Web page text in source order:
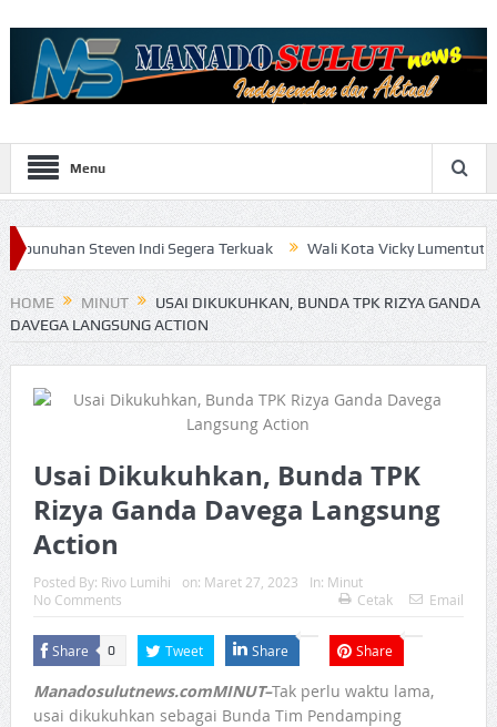
Menu
Indi Segera Terkuak Wali Kota Vicky Lumentut Serahkan
HOME MINUT
USAI DIKUKUHKAN, BUNDA TPK RIZYA GANDA
DAVEGA LANGSUNG ACTION
Usai Dikukuhkan, Bunda TPK
Rizya Ganda Davega Langsung
Action
Posted By: Rivo Lumihi on: Maret 27, 2023 In: Minut
No Comments
Cetak Email
Share 0 Tweet Share Share
Manadosulutnews.comMINUT–Tak perlu waktu lama,
usai dikukuhkan sebagai Bunda Tim Pendamping